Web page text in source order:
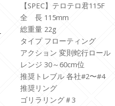
【SPEC】テロテロ君115F
全 長 115mm
総重量 22g
タイプ フローティング
アクション 変則蛇行ロール
レンジ 30～60cm位
推奨トレブル 各社#2〜#4
推奨リング
ゴリラリング＃3